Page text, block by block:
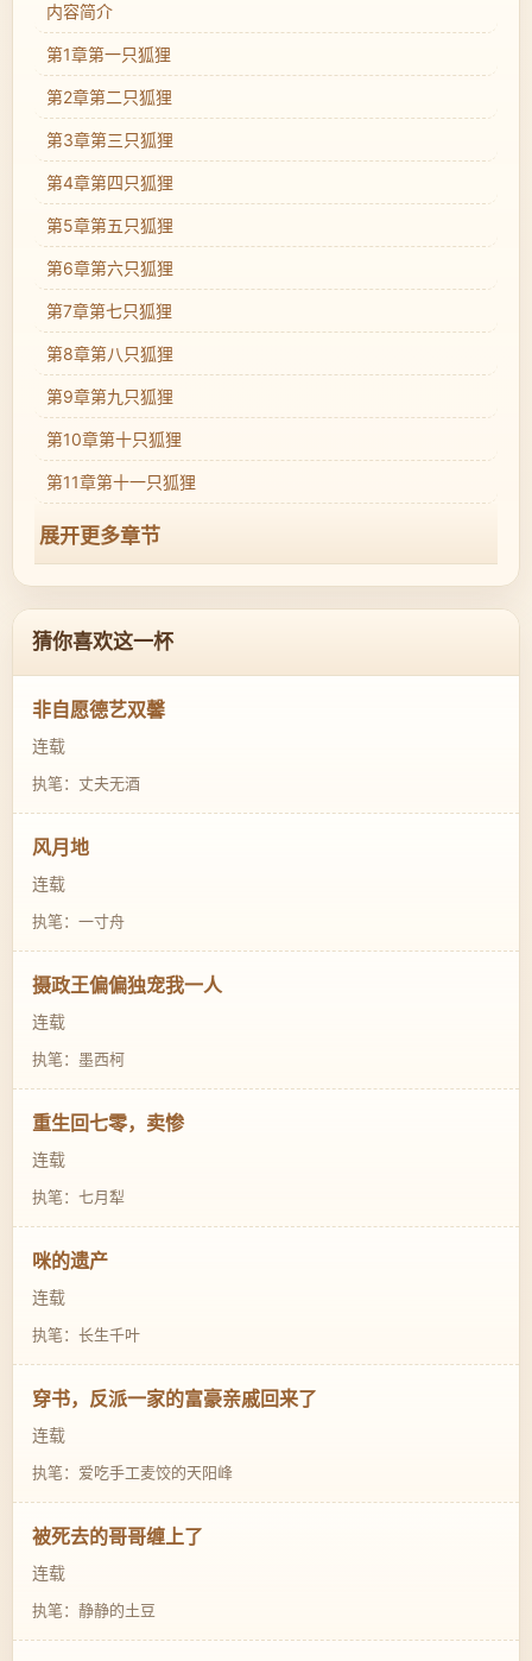
内容简介
第1章第一只狐狸
第2章第二只狐狸
第3章第三只狐狸
第4章第四只狐狸
第5章第五只狐狸
第6章第六只狐狸
第7章第七只狐狸
第8章第八只狐狸
第9章第九只狐狸
第10章第十只狐狸
第11章第十一只狐狸
展开更多章节
猜你喜欢这一杯
非自愿德艺双馨
连载
执笔：丈夫无酒
风月地
连载
执笔：一寸舟
摄政王偏偏独宠我一人
连载
执笔：墨西柯
重生回七零，卖惨
连载
执笔：七月犁
咪的遗产
连载
执笔：长生千叶
穿书，反派一家的富豪亲戚回来了
连载
执笔：爱吃手工麦饺的天阳峰
被死去的哥哥缠上了
连载
执笔：静静的土豆